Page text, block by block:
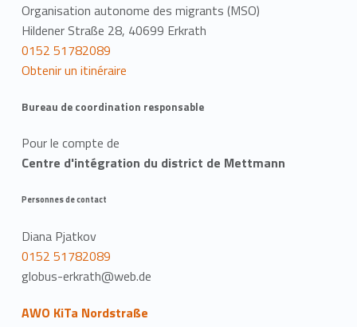
Organisation autonome des migrants (MSO)
Hildener Straße 28, 40699 Erkrath
0152 51782089
Obtenir un itinéraire
Bureau de coordination responsable
Pour le compte de
Centre d'intégration du district de Mettmann
Personnes de contact
Diana Pjatkov
0152 51782089
globus-erkrath@web.de
AWO KiTa Nordstraße